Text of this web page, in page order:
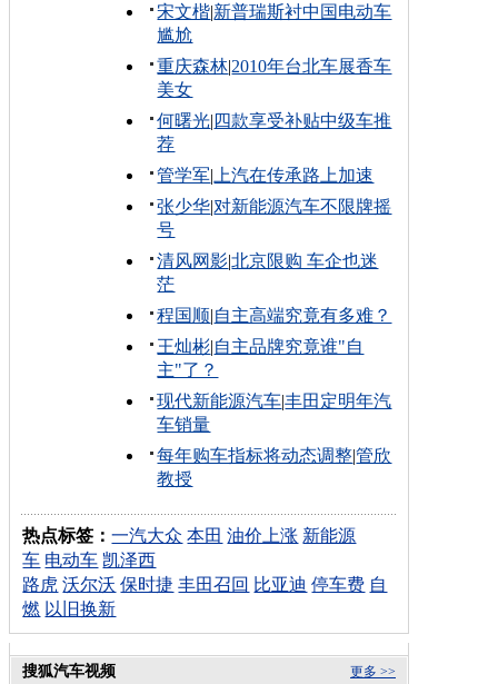
宋文楷|新普瑞斯衬中国电动车
尴尬
重庆森林|2010年台北车展香车
美女
何曙光| 四款享受补贴中级车推
荐
管学军| 上汽在传承路上加速
张少华|对新能源汽车不限牌摇
号
清风网影|北京限购 车企也迷
茫
程国顺|自主高端究竟有多难？
王灿彬|自主品牌究竟谁"自
主"了？
现代新能源汽车|丰田定明年汽
车销量
每年购车指标将动态调整|管欣
教授
热点标签：一汽大众 本田 油价上涨 新能源
车 电动车 凯泽西
路虎 沃尔沃 保时捷 丰田召回 比亚迪 停车费 自
燃 以旧换新
更多 >>
搜狐汽车视频